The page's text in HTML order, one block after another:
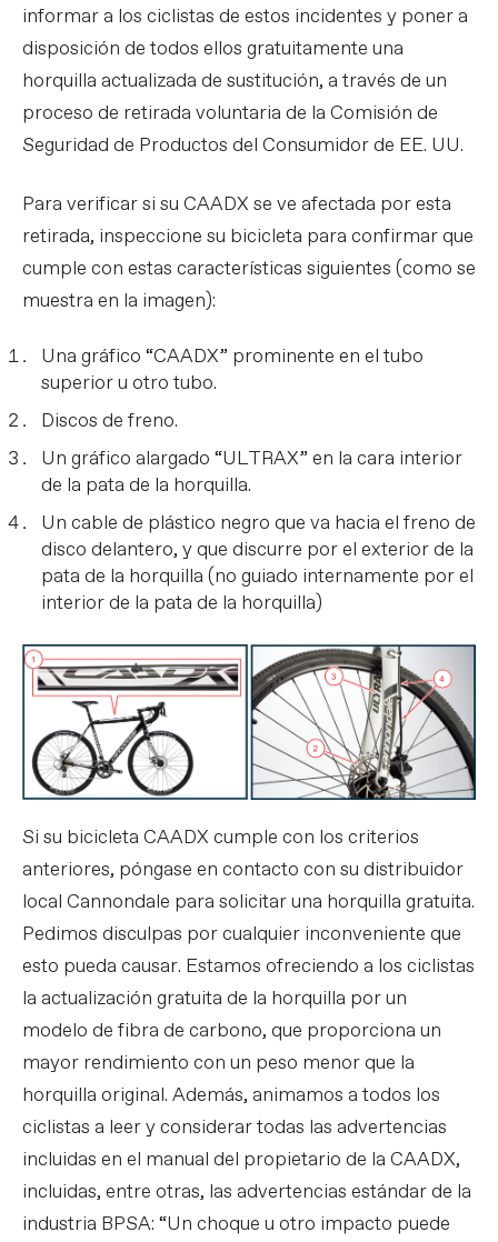
informar a los ciclistas de estos incidentes y poner a
disposición de todos ellos gratuitamente una
horquilla actualizada de sustitución, a través de un
proceso de retirada voluntaria de la Comisión de
Seguridad de Productos del Consumidor de EE. UU.
Para verificar si su CAADX se ve afectada por esta
retirada, inspeccione su bicicleta para confirmar que
cumple con estas características siguientes (como se
muestra en la imagen):
Una gráfico “CAADX” prominente en el tubo
superior u otro tubo.
Discos de freno.
Un gráfico alargado “ULTRAX” en la cara interior
de la pata de la horquilla.
Un cable de plástico negro que va hacia el freno de
disco delantero, y que discurre por el exterior de la
pata de la horquilla (no guiado internamente por el
interior de la pata de la horquilla)
Si su bicicleta CAADX cumple con los criterios
anteriores, póngase en contacto con su distribuidor
local Cannondale para solicitar una horquilla gratuita.
Pedimos disculpas por cualquier inconveniente que
esto pueda causar. Estamos ofreciendo a los ciclistas
la actualización gratuita de la horquilla por un
modelo de fibra de carbono, que proporciona un
mayor rendimiento con un peso menor que la
horquilla original. Además, animamos a todos los
ciclistas a leer y considerar todas las advertencias
incluidas en el manual del propietario de la CAADX,
incluidas, entre otras, las advertencias estándar de la
industria BPSA: “Un choque u otro impacto puede